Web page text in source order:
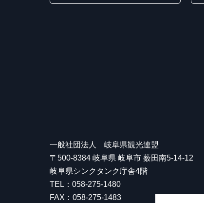
一般社団法人 岐阜県観光連盟
〒500-8384 岐阜県 岐阜市 薮田南5-14-12
岐阜県シンクタンク庁舎4階
TEL：058-275-1480
FAX：058-275-1483